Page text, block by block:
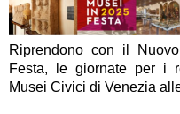
Riprendono con il
Festa, le giornate per i
Musei Civici di Venezia